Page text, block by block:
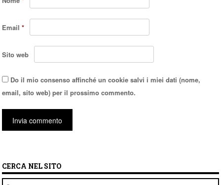
Email*
Sito web
Do il mio consenso affinché un cookie salvi i miei dati (nome,
email, sito web) per il prossimo commento.
CERCA NEL SITO
Cerca